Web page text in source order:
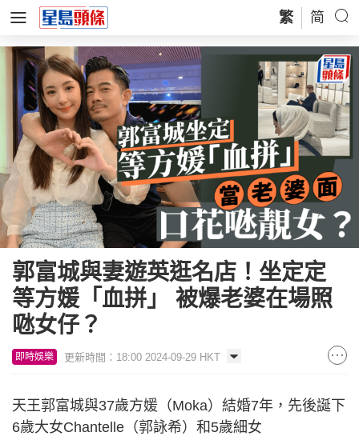
繁 简
郭富城與妻遊英逛名店！坐定定
等方媛「血拼」 被爆老婆在場照
𠱁女仔？
即時娛樂 更新時間：18:00 2024-09-29 HKT
天王郭富城與37歲方媛（Moka）結婚7年，先後誕下
6歲大女Chantelle（郭詠希）和5歲細女